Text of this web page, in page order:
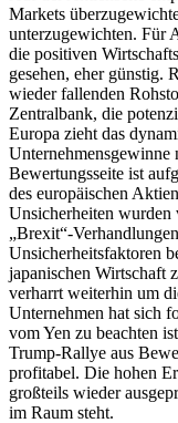
Markets
unterzugewichten. Für
die positiven
gesehen, eher günstig.
wieder fallenden
Zentralbank, die
Europa zieht das
Unternehmensgewinne
Bewertungsseite ist
des europäischen
Unsicherheiten wurden
„Brexit“-
Unsicherheitsfaktoren
japanischen Wirtschaft
verharrt weiterhin um
Unternehmen hat sich
vom Yen zu beachten
Trump-Rallye aus
profitabel. Die hohen
großteils wieder
im Raum steht.